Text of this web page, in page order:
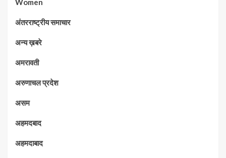
Women
अंतरराष्ट्रीय समाचार
अन्य ख़बरे
अमरावती
अरुणाचल प्रदेश
असम
अहमदबाद
अहमदाबाद